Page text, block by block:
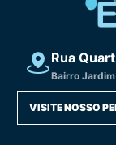
Rua
Bairro
VISITE NOSSO